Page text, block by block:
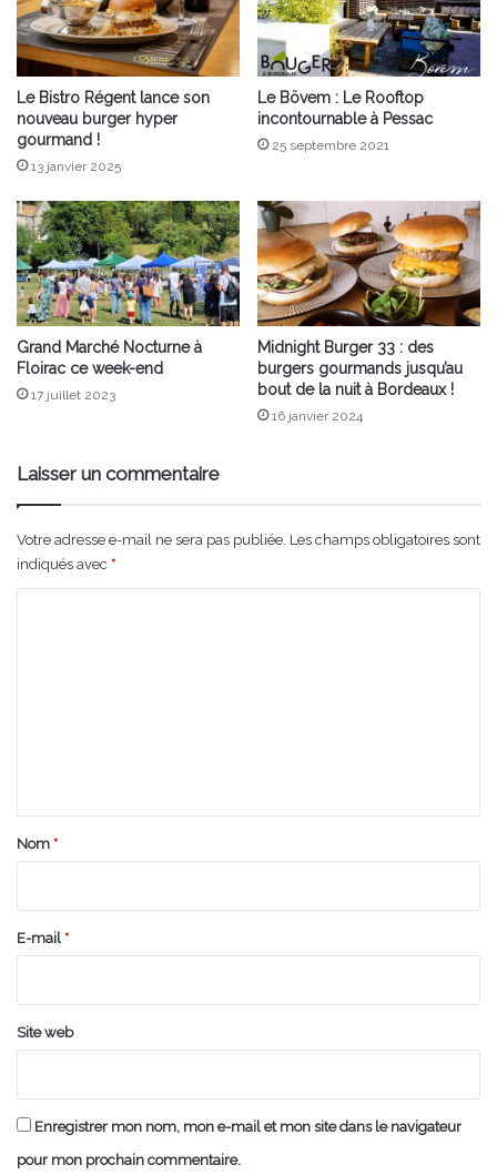
Le Bistro Régent lance son
nouveau burger hyper
gourmand !
13 janvier 2025
Le Bövem : Le Rooftop
incontournable à Pessac
25 septembre 2021
Grand Marché Nocturne à
Floirac ce week-end
17 juillet 2023
Midnight Burger 33 : des
burgers gourmands jusqu’au
bout de la nuit à Bordeaux !
16 janvier 2024
Laisser un commentaire
Votre adresse e-mail ne sera pas publiée. Les champs obligatoires sont
indiqués avec *
a
e
Nom *
E-mail *
Site web
Enregistrer mon nom, mon e-mail et mon site dans le navigateur
pour mon prochain commentaire.